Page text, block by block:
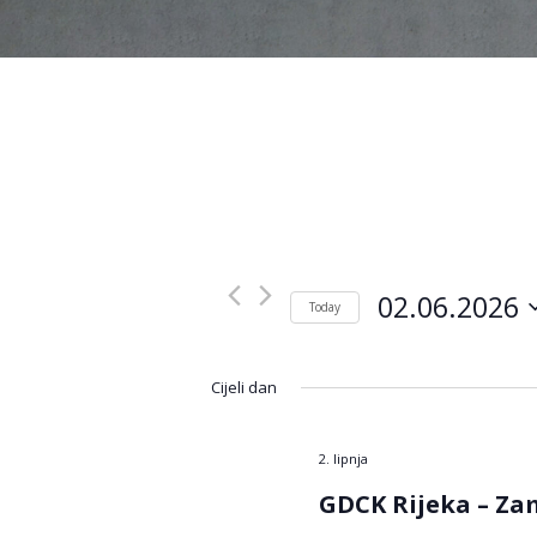
Today 02.06.2026
Cijeli dan
2. lipnja
GDCK Rijeka –